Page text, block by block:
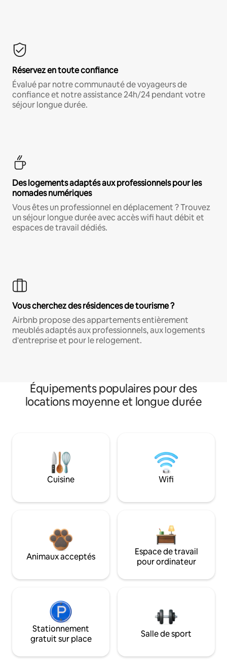
Réservez en toute confiance
Évalué par notre communauté de voyageurs de
confiance et notre assistance 24h/24 pendant votre
séjour longue durée.
Des logements adaptés aux professionnels pour les
nomades numériques
Vous êtes un professionnel en déplacement ? Trouvez
un séjour longue durée avec accès wifi haut débit et
espaces de travail dédiés.
Vous cherchez des résidences de tourisme ?
Airbnb propose des appartements entièrement
meublés adaptés aux professionnels, aux logements
d'entreprise et pour le relogement.
Équipements populaires pour des
locations moyenne et longue durée
Cuisine Wifi
Animaux acceptés
Espace de travail
pour ordinateur
Stationnement
gratuit sur place
Salle de sport